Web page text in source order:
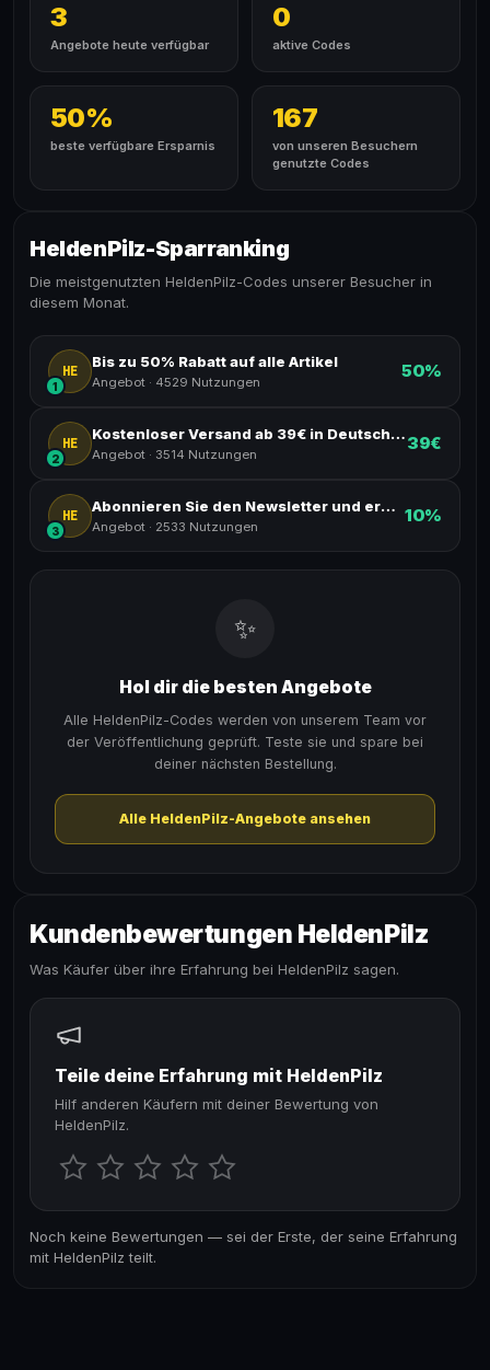
3
Angebote heute verfügbar
0
aktive Codes
50%
beste verfügbare Ersparnis
167
von unseren Besuchern
genutzte Codes
HeldenPilz-Sparranking
Die meistgenutzten HeldenPilz-Codes unserer Besucher in
diesem Monat.
HE
1
Bis zu 50% Rabatt auf alle Artikel
Angebot · 4529 Nutzungen
50%
HE
2
Kostenloser Versand ab 39€ in Deutschland
Angebot · 3514 Nutzungen
39€
HE
3
Abonnieren Sie den Newsletter und erhalten Sie einen 10% Rabattcode
Angebot · 2533 Nutzungen
10%
✨
Hol dir die besten Angebote
Alle HeldenPilz-Codes werden von unserem Team vor
der Veröffentlichung geprüft. Teste sie und spare bei
deiner nächsten Bestellung.
Alle HeldenPilz-Angebote ansehen
Kundenbewertungen HeldenPilz
Was Käufer über ihre Erfahrung bei HeldenPilz sagen.
Teile deine Erfahrung mit HeldenPilz
Hilf anderen Käufern mit deiner Bewertung von
HeldenPilz.
Noch keine Bewertungen — sei der Erste, der seine Erfahrung
mit HeldenPilz teilt.